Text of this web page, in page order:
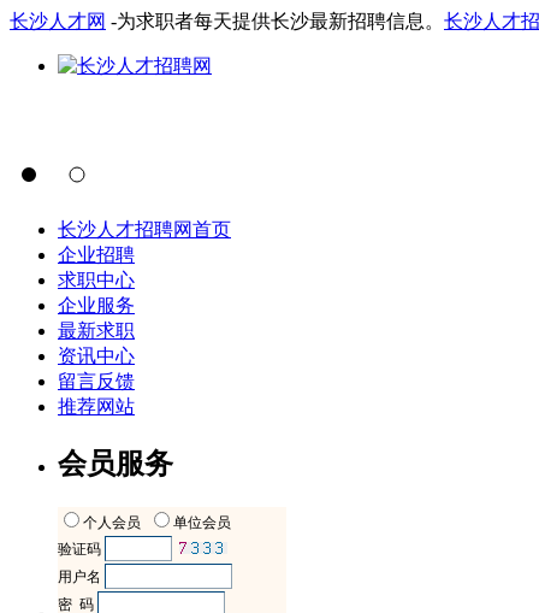
长沙人才网 -为求职者每天提供长沙最新招聘信息。 长沙人才
长沙人才招聘网首页
企业招聘
求职中心
企业服务
最新求职
资讯中心
留言反馈
推荐网站
会员服务